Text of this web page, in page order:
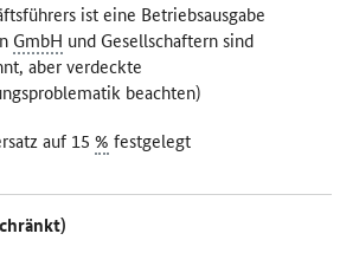
ist eine Betriebsausgabe
GmbH und Gesellschaftern sind
aber verdeckte
beachten)
auf 15% festgelegt